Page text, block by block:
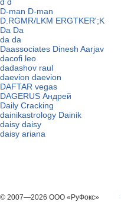
D-man D-man
D.RGMR/LKM ERGTKER';K
Da Da
da da
Daassociates Dinesh Aarjav
dacofi leo
dadashov raul
daevion daevion
DAFTAR vegas
DAGERUS Андрей
Daily Cracking
dainikastrology Dainik
daisy daisy
daisy ariana
© 2007—2026 ООО «РуФокс»